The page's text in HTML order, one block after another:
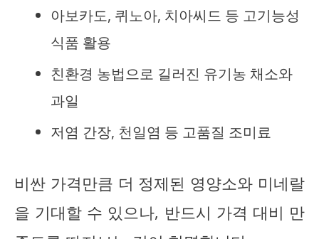
아보카도, 퀴노아, 치아씨드 등 고기능성
식품 활용
친환경 농법으로 길러진 유기농 채소와
과일
저염 간장, 천일염 등 고품질 조미료
비싼 가격만큼 더 정제된 영양소와 미네랄
을 기대할 수 있으나, 반드시 가격 대비 만